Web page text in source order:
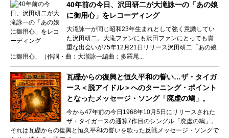
40年前の今日、沢田研二が大滝詠一の「あの娘
に御用心」をレコーディング
大滝詠一が同じ昭和23年生まれとして強く意識してい
た沢田研二。大滝ファンにも沢田ファンにとっても貴
重な出会いが75年12月21日リリース沢田研二「あの娘
に御用心」（作詞・曲：大瀧詠一編曲：多羅尾...
瓦礫からの復興と恒久平和の誓い…ザ・タイガ
ース＜脱アイドル＞へのターニング・ポイント
となったメッセージ・ソング「廃虚の鳩」。
今から47年前の今日1968年10月5日にリリースされた
ザ・タイガースの通算7作目のシングル「廃虚の鳩」。
それは瓦礫からの復興と恒久平和の誓いを歌った反戦メッセージ・ソングで